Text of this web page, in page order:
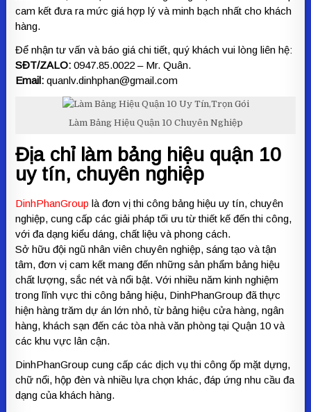
cam kết đưa ra mức giá hợp lý và minh bạch nhất cho khách
hàng.
Để nhận tư vấn và báo giá chi tiết, quý khách vui lòng liên hệ:
SĐT/ZALO: 0947.85.0022 – Mr. Quân.
Email: quanlv.dinhphan@gmail.com
Làm Bảng Hiệu Quận 10 Chuyên Nghiệp
Địa chỉ làm bảng hiệu quận 10
uy tín, chuyên nghiệp
DinhPhanGroup là đơn vị thi công bảng hiệu uy tín, chuyên
nghiệp, cung cấp các giải pháp tối ưu từ thiết kế đến thi công,
với đa dạng kiểu dáng, chất liệu và phong cách.
Sở hữu đội ngũ nhân viên chuyên nghiệp, sáng tạo và tận
tâm, đơn vị cam kết mang đến những sản phẩm bảng hiệu
chất lượng, sắc nét và nổi bật. Với nhiều năm kinh nghiệm
trong lĩnh vực thi công bảng hiệu, DinhPhanGroup đã thực
hiện hàng trăm dự án lớn nhỏ, từ bảng hiệu cửa hàng, ngân
hàng, khách sạn đến các tòa nhà văn phòng tại Quận 10 và
các khu vực lân cận.
DinhPhanGroup cung cấp các dịch vụ thi công ốp mặt dựng,
chữ nổi, hộp đèn và nhiều lựa chọn khác, đáp ứng nhu cầu đa
dạng của khách hàng.